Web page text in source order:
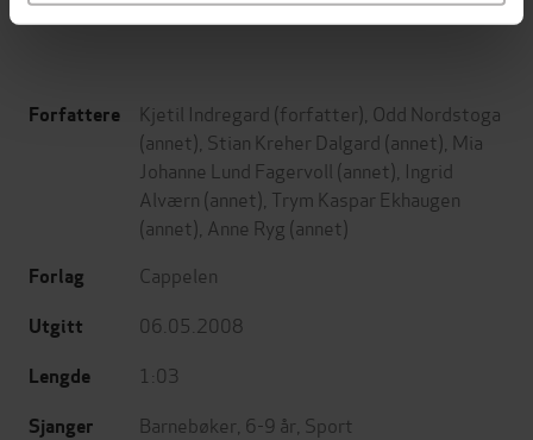
Forfattere Kjetil Indregard (forfatter), Odd Nordstoga
(annet), Stian Kreher Dalgard (annet), Mia
Johanne Lund Fagervoll (annet), Ingrid
Alværn (annet), Trym Kaspar Ekhaugen
(annet), Anne Ryg (annet)
Forlag Cappelen
Utgitt 06.05.2008
Lengde 1:03
Sjanger Barnebøker 6-9 år Sport